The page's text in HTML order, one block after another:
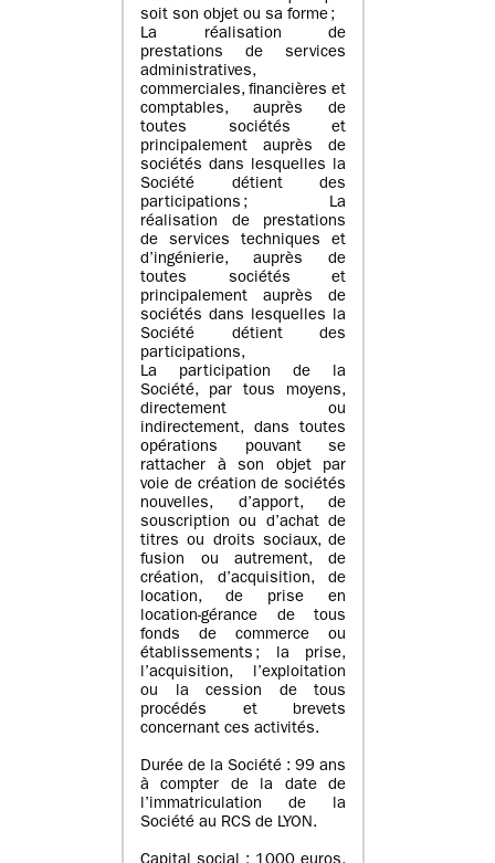
soit son objet ou sa forme ;
La réalisation de
prestations de services
administratives,
commerciales, financières et
comptables, auprès de
toutes sociétés et
principalement auprès de
sociétés dans lesquelles la
Société détient des
participations ; La
réalisation de prestations
de services techniques et
d’ingénierie, auprès de
toutes sociétés et
principalement auprès de
sociétés dans lesquelles la
Société détient des
participations,
La participation de la
Société, par tous moyens,
directement ou
indirectement, dans toutes
opérations pouvant se
rattacher à son objet par
voie de création de sociétés
nouvelles, d’apport, de
souscription ou d’achat de
titres ou droits sociaux, de
fusion ou autrement, de
création, d’acquisition, de
location, de prise en
location-gérance de tous
fonds de commerce ou
établissements ; la prise,
l’acquisition, l’exploitation
ou la cession de tous
procédés et brevets
concernant ces activités.
Durée de la Société : 99 ans
à compter de la date de
l’immatriculation de la
Société au RCS de LYON.